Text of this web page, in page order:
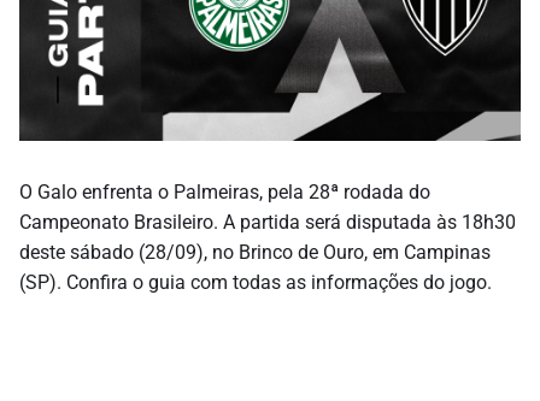
O Galo enfrenta o Palmeiras, pela 28ª rodada do
Campeonato Brasileiro. A partida será disputada às 18h30
deste sábado (28/09), no Brinco de Ouro, em Campinas
(SP). Confira o guia com todas as informações do jogo.